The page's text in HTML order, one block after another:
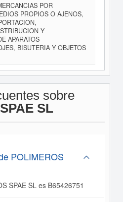
POR
PROPIOS O AJENOS,
Y
APARATOS
BISUTERIA Y OBJETOS
sobre
SL
POLIMEROS
SPAE SL es B65426751